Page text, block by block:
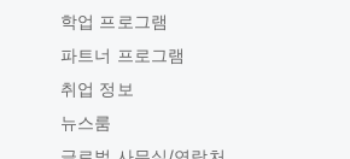
학업 프로그램
파트너 프로그램
취업 정보
뉴스룸